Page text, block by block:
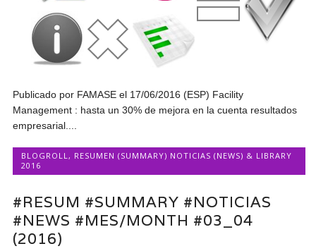
Publicado por FAMASE el 17/06/2016 (ESP) Facility
Management : hasta un 30% de mejora en la cuenta resultados
empresarial....
BLOGROLL, RESUMEN (SUMMARY) NOTICIAS (NEWS) & LIBRARY
2016
#RESUM #SUMMARY #NOTICIAS
#NEWS #MES/MONTH #03_04
(2016)